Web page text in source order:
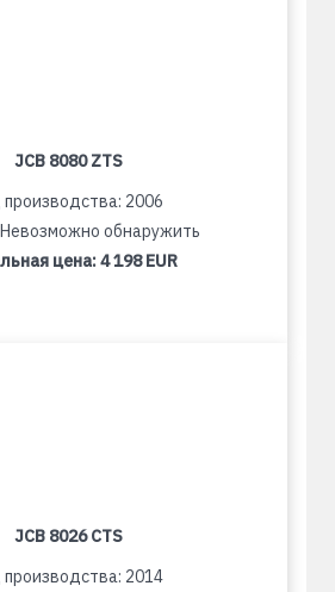
JCB 8080 ZTS
производства: 2006
обнаружить
цена:4 198 EUR
JCB 8026 CTS
производства: 2014